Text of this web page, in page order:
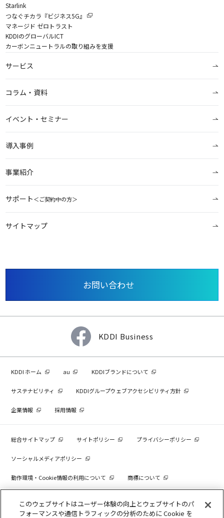
Starlink
つなぐチカラ『ビジネス5G』
マネージド ゼロトラスト
KDDIのグローバルICT
カーボンニュートラルの取り組みを支援
サービス
コラム・資料
イベント・セミナー
導入事例
事業紹介
サポート＜ご契約中の方＞
サイトマップ
お問い合わせ
KDDI Business
KDDI ホーム au KDDIブランドについて
サステナビリティ KDDIグループウェブアクセシビリティ方針
企業情報 採用情報
総合サイトマップ サイトポリシー プライバシーポリシー
ソーシャルメディアポリシー
動作環境・Cookie情報の利用について 商標について
このウェブサイトはユーザー体験の向上とウェブサイトのパ
フォーマンスや通信トラフィックの分析のために Cookie を